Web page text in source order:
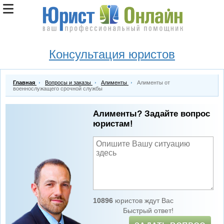
Консультация юристов
Главная Вопросы и заказы Алименты
Алименты от
военнослужащего срочной службы
Алименты? Задайте вопрос
юристам!
10896юристов ждут Вас
Быстрый ответ!